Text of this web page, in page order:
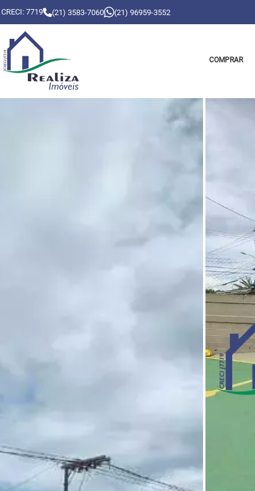
CRECI: 7719 (21) 3583-7060 (21) 96959-3552
COMPRAR